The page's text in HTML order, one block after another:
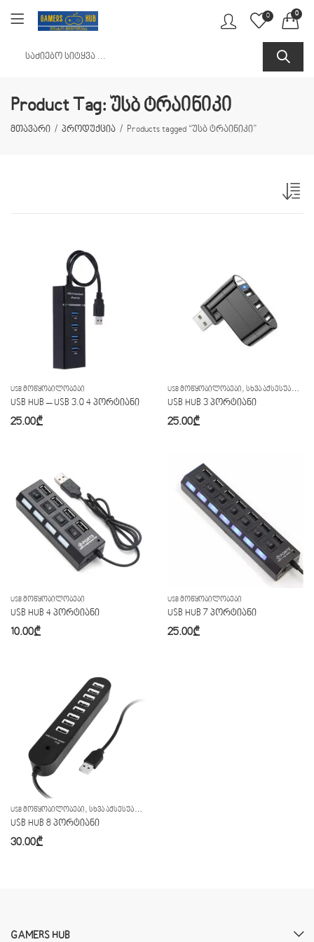
0 0
Product Tag: უსბ ტრაინიკი
მთავარი პროდუქცია Products tagged “უსბ ტრაინიკი”
USB ᲛᲝᲬᲧᲝᲑᲘᲚᲝᲑᲔᲑᲘ
USB HUB – USB 3.0 4 პორტიანი
25.00₾
USB ᲛᲝᲬᲧᲝᲑᲘᲚᲝᲑᲔᲑᲘ, ᲡᲮᲕᲐ ᲐᲥᲡᲔᲡᲣᲐᲠᲔᲑᲘ
USB HUB 3 პორტიანი
25.00₾
USB ᲛᲝᲬᲧᲝᲑᲘᲚᲝᲑᲔᲑᲘ
USB HUB 4 პორტიანი
10.00₾
USB ᲛᲝᲬᲧᲝᲑᲘᲚᲝᲑᲔᲑᲘ
USB HUB 7 პორტიანი
25.00₾
USB ᲛᲝᲬᲧᲝᲑᲘᲚᲝᲑᲔᲑᲘ, ᲡᲮᲕᲐ ᲐᲥᲡᲔᲡᲣᲐᲠᲔᲑᲘ
USB HUB 8 პორტიანი
30.00₾
GAMERS HUB